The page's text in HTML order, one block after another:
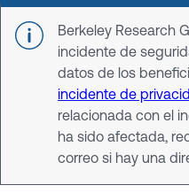
Skip to main content
Berkeley Research
incidente de
datos de los
incidente de
relacionada con el
ha sido afectada,
correo si hay una